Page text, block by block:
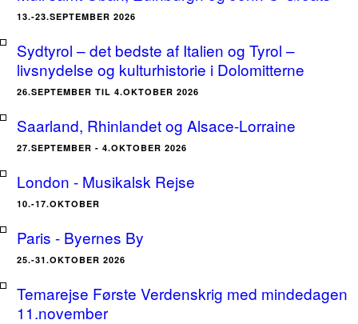
13.-23.SEPTEMBER 2026
Sydtyrol – det bedste af Italien og Tyrol –
livsnydelse og kulturhistorie i Dolomitterne
26.SEPTEMBER TIL 4.OKTOBER 2026
Saarland, Rhinlandet og Alsace-Lorraine
27.SEPTEMBER - 4.OKTOBER 2026
London - Musikalsk Rejse
10.-17.OKTOBER
Paris - Byernes By
25.-31.OKTOBER 2026
Temarejse Første Verdenskrig med mindedagen
11.november